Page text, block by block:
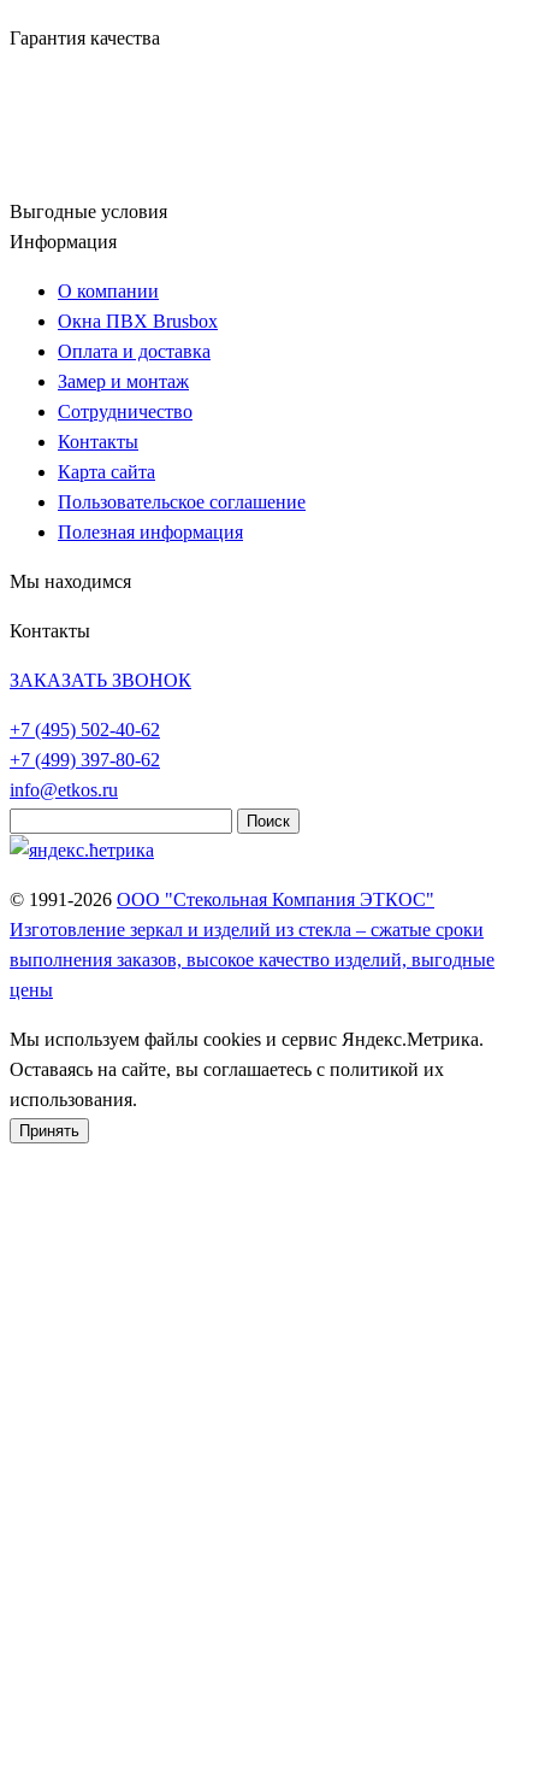
Гарантия качества
Выгодные условия
Информация
О компании
Окна ПВХ Brusbox
Оплата и доставка
Замер и монтаж
Сотрудничество
Контакты
Карта сайта
Пользовательское соглашение
Полезная информация
Мы находимся
Контакты
ЗАКАЗАТЬ ЗВОНОК
+7 (495) 502-40-62
+7 (499) 397-80-62
info@etkos.ru
© 1991-2026 ООО "Стекольная Компания ЭТКОС"
Изготовление зеркал и изделий из стекла – сжатые сроки
выполнения заказов, высокое качество изделий, выгодные
цены
Мы используем файлы cookies и сервис Яндекс.Метрика.
Оставаясь на сайте, вы соглашаетесь с политикой их
использования.
Принять